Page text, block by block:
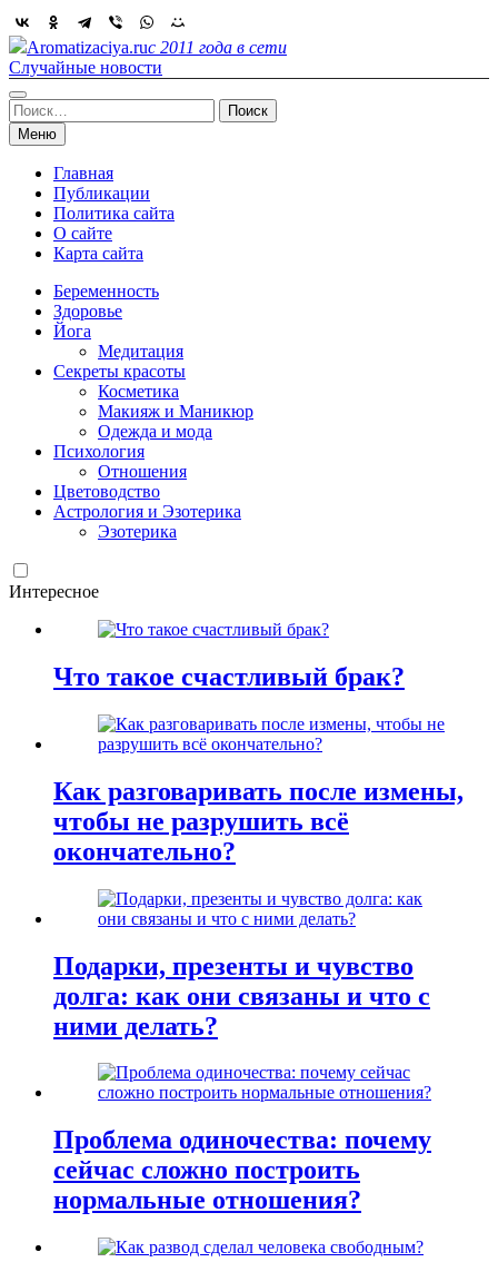
Skip
to
content
Aromatizaciya.ruс 2011 года в сети
Случайные новости
Найти:
Меню
Главная
Публикации
Политика сайта
О сайте
Карта сайта
Беременность
Здоровье
Йога
Медитация
Секреты красоты
Косметика
Макияж и Маникюр
Одежда и мода
Психология
Отношения
Цветоводство
Астрология и Эзотерика
Эзотерика
Интересное
Что такое счастливый брак?
Как разговаривать после измены,
чтобы не разрушить всё
окончательно?
Подарки, презенты и чувство
долга: как они связаны и что с
ними делать?
Проблема одиночества: почему
сейчас сложно построить
нормальные отношения?